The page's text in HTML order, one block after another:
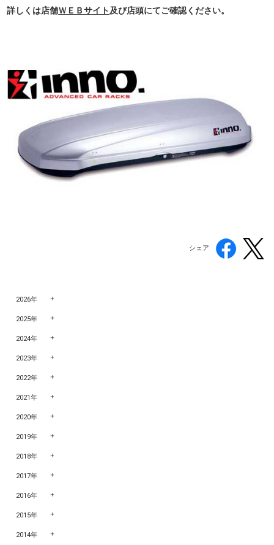
詳しくは店舗ＷＥＢサイト及び店頭にてご確認ください。
シェア
2026年
2025年
2024年
2023年
2022年
2021年
2020年
2019年
2018年
2017年
2016年
2015年
2014年